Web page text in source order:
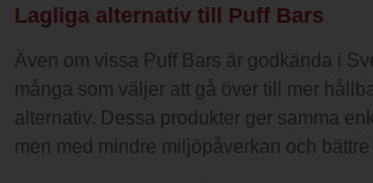
Lagliga alternativ till Puff Bars
Även om vissa Puff Bars är godkända i
många som väljer att gå över till mer
alternativ. Dessa produkter ger samma
men med mindre miljöpåverkan och